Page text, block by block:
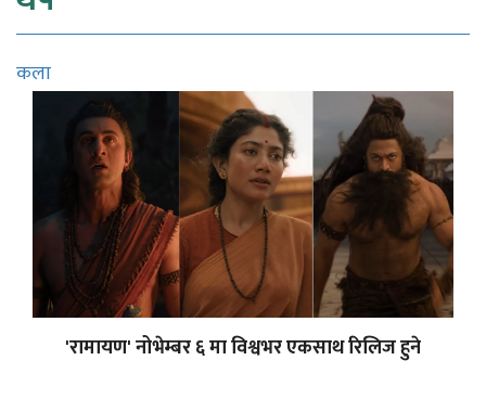
कला
'रामायण' नोभेम्बर ६ मा विश्वभर एकसाथ रिलिज हुने